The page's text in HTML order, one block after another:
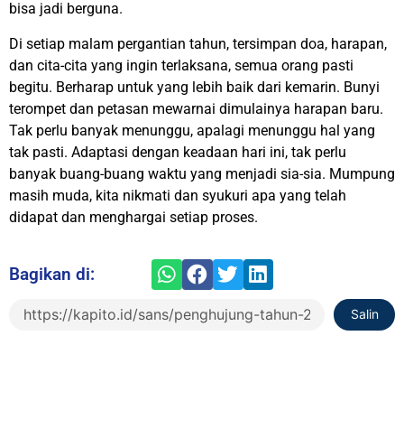
bisa jadi berguna.
Di setiap malam pergantian tahun, tersimpan doa, harapan,
dan cita-cita yang ingin terlaksana, semua orang pasti
begitu. Berharap untuk yang lebih baik dari kemarin. Bunyi
terompet dan petasan mewarnai dimulainya harapan baru.
Tak perlu banyak menunggu, apalagi menunggu hal yang
tak pasti. Adaptasi dengan keadaan hari ini, tak perlu
banyak buang-buang waktu yang menjadi sia-sia. Mumpung
masih muda, kita nikmati dan syukuri apa yang telah
didapat dan menghargai setiap proses.
Bagikan di:
Salin